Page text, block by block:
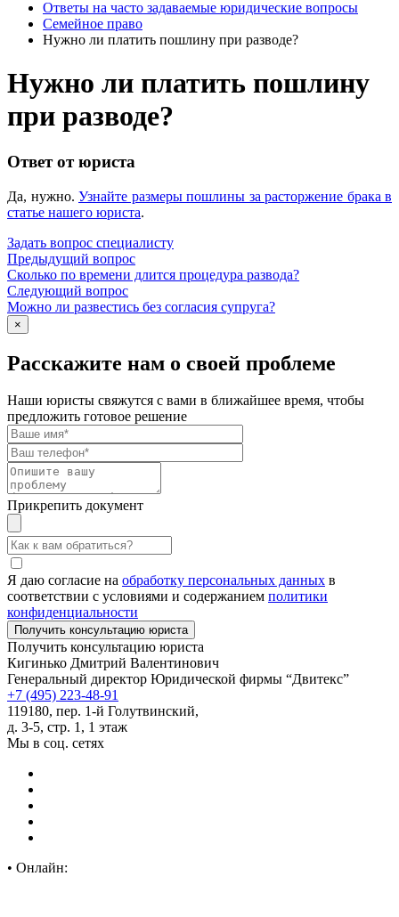
Ответы на часто задаваемые юридические вопросы
Семейное право
Нужно ли платить пошлину при разводе?
Нужно ли платить пошлину
при разводе?
Ответ от юриста
Да, нужно. Узнайте размеры пошлины за расторжение брака в
статье нашего юриста.
Задать вопрос специалисту
Предыдущий вопрос
Сколько по времени длится процедура развода?
Следующий вопрос
Можно ли развестись без согласия супруга?
×
Расскажите нам о своей проблеме
Наши юристы свяжутся с вами в ближайшее время, чтобы
предложить готовое решение
Прикрепить документ
Я даю согласие на обработку персональных данных в
соответствии с условиями и содержанием политики
конфиденциальности
Получить консультацию юриста
Кигинько Дмитрий Валентинович
Генеральный директор Юридической фирмы “Двитекс”
+7 (495) 223-48-91
119180, пер. 1-й Голутвинский,
д. 3-5, стр. 1, 1 этаж
Мы в соц. сетях
• Онлайн: